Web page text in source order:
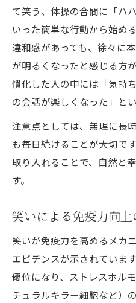
て笑う、体操の合間に「ハ
いった簡単な行動から始め
違和感があっても、徐々に
が明るくなったと感じる方
慣化した人の中には「気持
の会話が楽しくなった」と
注意点としては、無理に長
も毎日続けることが大切で
取り入れることで、自然と
す。
笑いによる免疫力向
笑いが免疫力を高めるメカ
エビデンスが示されていま
優位になり、ストレスホル
チュラルキラー細胞など）